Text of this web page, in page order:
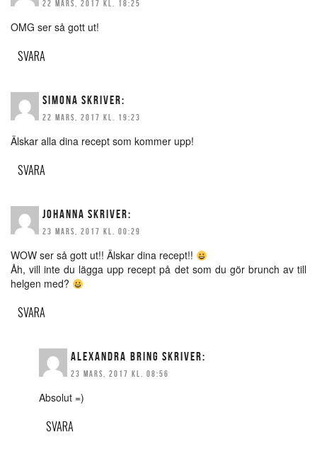
22 MARS, 2017 KL. 18:25
OMG ser så gott ut!
SVARA
SIMONA SKRIVER:
22 MARS, 2017 KL. 19:23
Älskar alla dina recept som kommer upp!
SVARA
JOHANNA SKRIVER:
23 MARS, 2017 KL. 00:29
WOW ser så gott ut!! Älskar dina recept!!
Åh, vill inte du lägga upp recept på det som du gör brunch av till
helgen med?
SVARA
ALEXANDRA BRING SKRIVER:
23 MARS, 2017 KL. 08:56
Absolut =)
SVARA